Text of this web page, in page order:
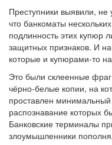
Преступники выявили,
что банкоматы
подлинность этих купюр
защитных признаков. И
которые и купюрами-то
Это были склеенные
чёрно-белые копии, на
проставлен
распознавание которых
Банковские терминалы
злоумышленники